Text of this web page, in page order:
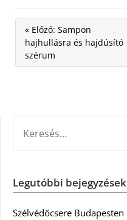
« Előző: Sampon
hajhullásra és hajdúsító
szérum
Legutóbbi bejegyzések
Szélvédőcsere Budapesten